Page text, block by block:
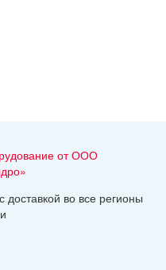
доставкой во все регионы